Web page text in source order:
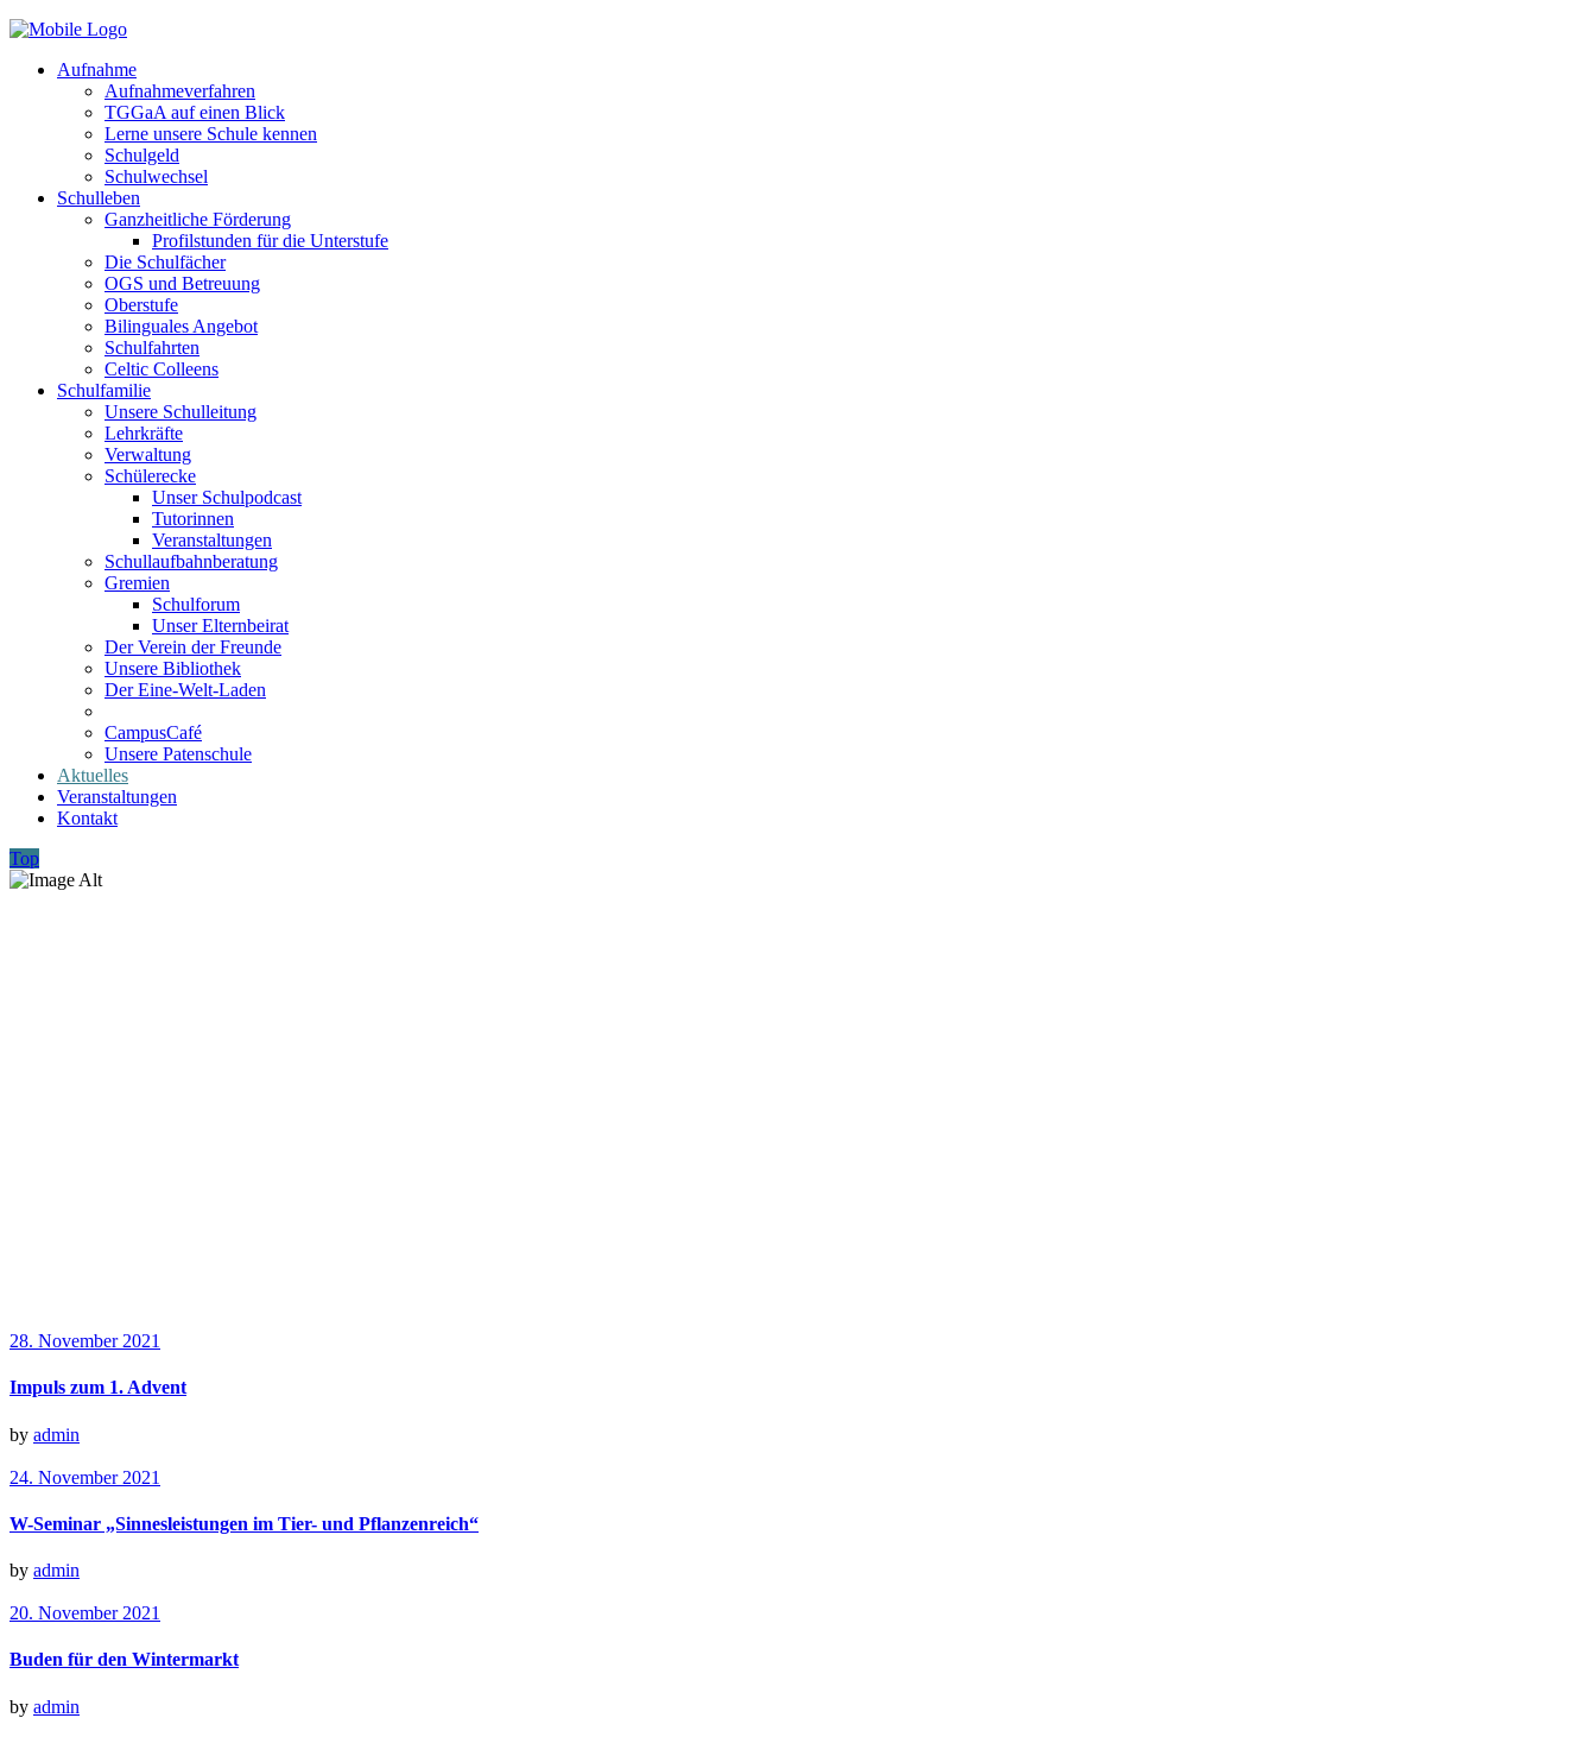
Aufnahme
Aufnahmeverfahren
TGGaA auf einen Blick
Lerne unsere Schule kennen
Schulgeld
Schulwechsel
Schulleben
Ganzheitliche Förderung
Profilstunden für die Unterstufe
Die Schulfächer
OGS und Betreuung
Oberstufe
Bilinguales Angebot
Schulfahrten
Celtic Colleens
Schulfamilie
Unsere Schulleitung
Lehrkräfte
Verwaltung
Schülerecke
Unser Schulpodcast
Tutorinnen
Veranstaltungen
Schullaufbahnberatung
Gremien
Schulforum
Unser Elternbeirat
Der Verein der Freunde
Unsere Bibliothek
Der Eine-Welt-Laden
CampusCafé
Unsere Patenschule
Aktuelles
Veranstaltungen
Kontakt
Top
28. November 2021
Impuls zum 1. Advent
by admin
24. November 2021
W-Seminar „Sinnesleistungen im Tier- und Pflanzenreich“
by admin
20. November 2021
Buden für den Wintermarkt
by admin